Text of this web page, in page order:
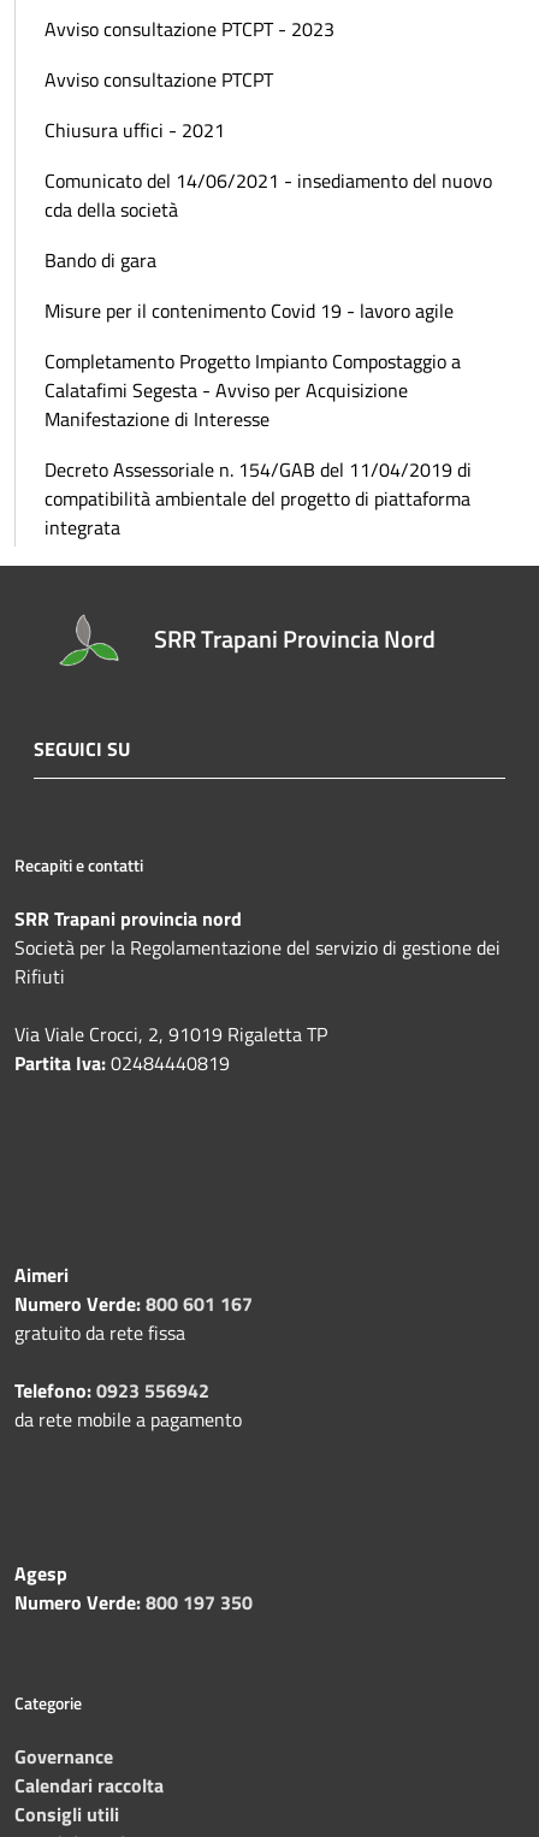
Avviso consultazione PTCPT - 2023
Avviso consultazione PTCPT
Chiusura uffici - 2021
Comunicato del 14/06/2021 - insediamento del nuovo
cda della società
Bando di gara
Misure per il contenimento Covid 19 - lavoro agile
Completamento Progetto Impianto Compostaggio a
Calatafimi Segesta - Avviso per Acquisizione
Manifestazione di Interesse
Decreto Assessoriale n. 154/GAB del 11/04/2019 di
compatibilità ambientale del progetto di piattaforma
integrata
SRR Trapani Provincia Nord
SEGUICI SU
Recapiti e contatti
SRR Trapani provincia nord
Società per la Regolamentazione del servizio di gestione dei
Rifiuti
Via Viale Crocci, 2, 91019 Rigaletta TP
Partita Iva:02484440819
Aimeri
Numero Verde:800 601 167
gratuito da rete fissa
Telefono:0923 556942
da rete mobile a pagamento
Agesp
Numero Verde:800 197 350
Categorie
Governance
Calendari raccolta
Consigli utili